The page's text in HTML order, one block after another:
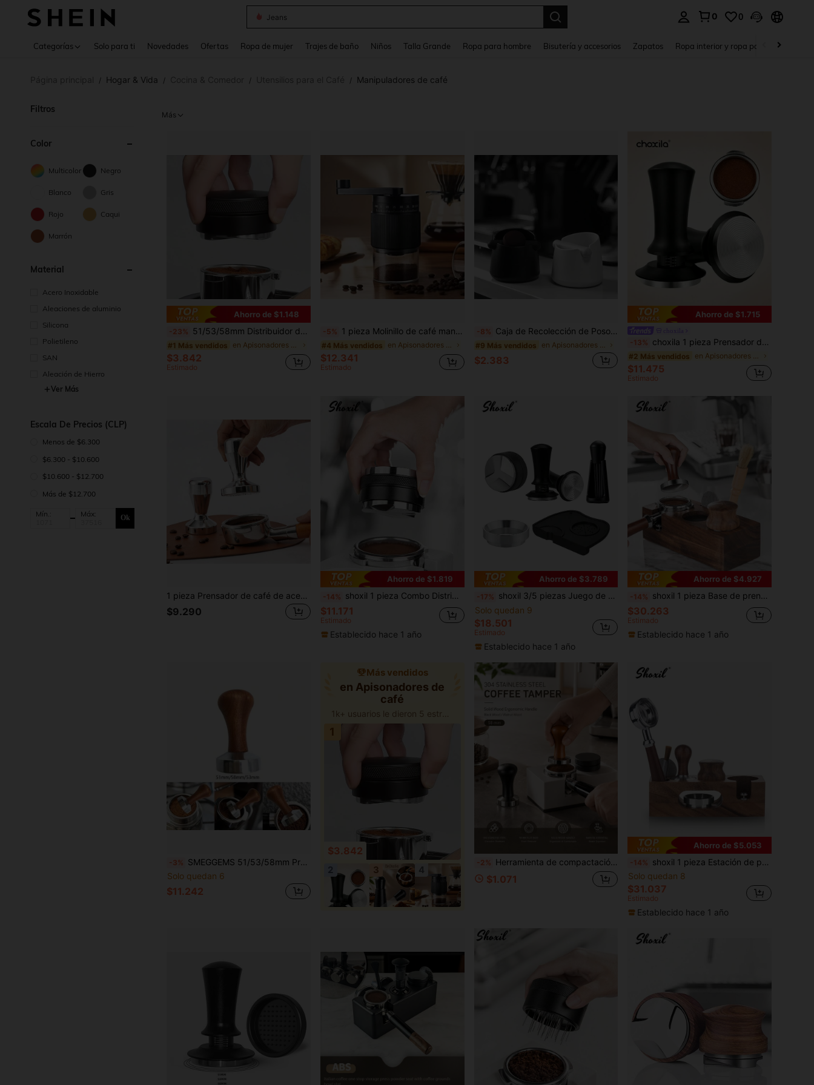
Dazy
0 0
Categorías Solo para ti Novedades Ofertas Ropa de mujer Trajes de baño Niños Talla Grande Ropa para hombre Bisutería y accesorios Zapatos Ropa interior y ropa para dormir
/ Hogar & Vida / / / Manipuladores de café
Filtros
Color
Multicolor Negro
Blanco Gris
Rojo Caqui
Marrón
Material
Acero Inoxidable
Aleaciones de aluminio
Silicona
Polietileno
SAN
Aleación de Hierro
Ver Más
Escala De Precios (CLP)
Menos de $6.300
$6.300 - $10.600
$10.600 - $12.700
Más de $12.700
Mín.: Máx: Ok
Más
Ahorro de $1.148
-23% 51/53/58mm Distribuidor de polvo de café y embudo/bandeja de dosificación, herramienta de distribución de café expreso, 51/53/58mm, distribuidor de polvo de café expreso, nivelador de polvo de café expreso, herramienta de distribución de polvo de café para portafiltros de máquinas de espresso
#1 Más vendidos en Apisonadores de café
$3.842
Estimado
-5% 1 pieza Molinillo de café manual, molinillo de granos de café portátil con manivela, 35 niveles de molienda ajustables, núcleo de molienda de cerámica, diseño portátil compacto con mango ergonómico, construcción duradera, adecuado para espresso, prensa francesa, café de goteo
#4 Más vendidos en Apisonadores de café
$12.341
Estimado
-8% Caja de Recolección de Posos de Café Italiano, Adecuada para Caja de Posos de Café de Máquina de Café Semiautomática, Cajón Redondo Compacto - Diseño Portátil, Adecuado para Baristas en Casa y Cafeterías. Esencial para la Temporada de Regreso a Clases
#9 Más vendidos en Apisonadores de café
$2.383
Ahorro de $1.715
-13% choxila 1 pieza Prensador de café expreso, prensador de polvo de máquina de café con base de acero inoxidable con ondas, profundidad ajustable, 51mm/53mm/58mm, accesorios de café expreso, herramienta de barista
#2 Más vendidos en Apisonadores de café
$11.475
Estimado
1 pieza Prensador de café de acero inoxidable con mango de madera, fácil de limpiar y guardar
$9.290
Ahorro de $1.819
-14% shoxil 1 pieza Combo Distribuidor de Café y Prensador Manual - Integrando las funciones de Distribuidor de Café, Nivelador y Prensador Manual de Espresso. Cuenta con un Nivelador de Café de Doble Cabezal compatible con portafiltros Breville de 51mm, 53mm y 58mm, equipado con funcionalidad de profundidad ajustable para una preparación precisa de espresso.
$11.171
Estimado
Establecido hace 1 año
Ahorro de $3.789
-17% shoxil 3/5 piezas Juego de herramientas para café expreso de 51mm, incluye prensador de café expreso, prensador de café de 51mm, alfombrilla de prensado, agitador de expreso, embudo de taza de medición
Solo quedan 9
$18.501
Estimado
Establecido hace 1 año
Ahorro de $4.927
-14% shoxil 1 pieza Base de prensador de café, Accesorio de portafiltro de máquina de café, Soporte de portafiltro de café, Soporte de prensador de madera maciza, Base de distribución de polvo, Herramienta de ayuda de prensador, Madera de haya/nogal
$30.263
Estimado
Establecido hace 1 año
-3% SMEGGEMS 51/53/58mm Prensador de café, Martillo de compactación de polvo de café, Dispositivo de llenado de máquina de café, Prensador de polvo de café de acero inoxidable, Hecho a mano de alta calidad, Adecuado para máquinas de espresso
Solo quedan 6
$11.242
Más vendidos
en Apisonadores de
café
$3.842
-2% Herramienta de compactación de café estilo neutro con mango ergonómico, base de acero inoxidable puro negro de madera sólida resistente, nivelador y distribuidor de polvo de café antideslizante, minimalista moderno, adecuado para oficina, sala de descanso, apartamento, rincón de café, regalo de Navidad
$1.071
Ahorro de $5.053
-14% shoxil 1 pieza Estación de prensado de espresso, Estación de prensado de café de madera, Organizador de espresso y soporte para portafiltro, Base de prensado de espresso y soporte para portafiltro, Organizador de estación de café para encimera, Accesorios de espresso
Solo quedan 8
$31.037
Estimado
Establecido hace 1 año